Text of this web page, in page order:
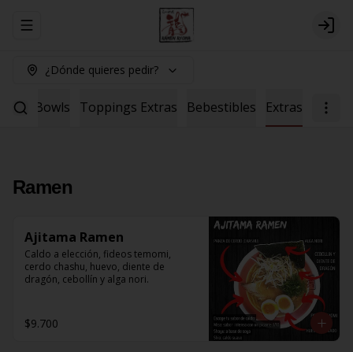
Abrir menu de navegación Login
¿Dónde quieres pedir?
Bowls Toppings Extras Bebestibles Extras
Ramen
Ajitama Ramen
Caldo a elección, fideos temomi,
cerdo chashu, huevo, diente de
dragón, cebollín y alga nori.
$9.700